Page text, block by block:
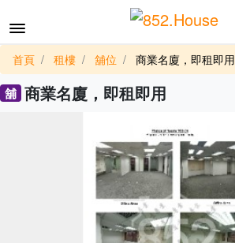
首頁 租樓 舖位 商業名廈，即租即用
舖 商業名廈，即租即用